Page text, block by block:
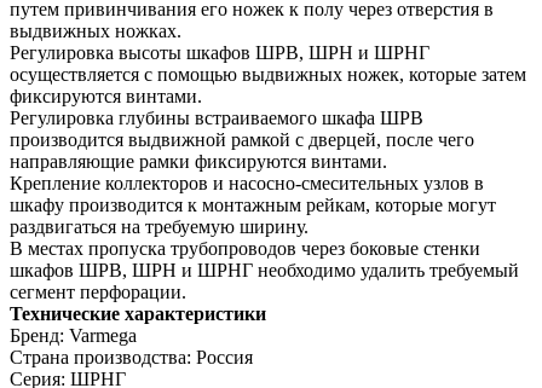
путем привинчивания его ножек к полу через отверстия в
выдвижных ножках.
Регулировка высоты шкафов ШРВ, ШРН и ШРНГ
осуществляется с помощью выдвижных ножек, которые затем
фиксируются винтами.
Регулировка глубины встраиваемого шкафа ШРВ
производится выдвижной рамкой с дверцей, после чего
направляющие рамки фиксируются винтами.
Крепление коллекторов и насосно-смесительных узлов в
шкафу производится к монтажным рейкам, которые могут
раздвигаться на требуемую ширину.
В местах пропуска трубопроводов через боковые стенки
шкафов ШРВ, ШРН и ШРНГ необходимо удалить требуемый
сегмент перфорации.
Технические характеристики
Бренд: Varmega
Страна производства: Россия
Серия: ШРНГ